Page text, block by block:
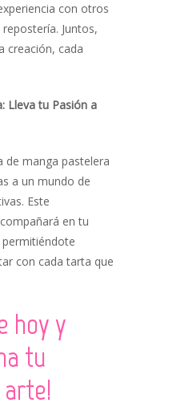
con otros
Juntos,
creación, cada
Lleva tu Pasión a
de manga pastelera
a un mundo de
Este
en tu
con cada tarta que
hoy y
tu